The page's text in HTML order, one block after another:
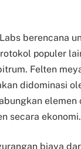
berencana
populer
Felten
didominasi
elemen
secara ekonomi.
biaya